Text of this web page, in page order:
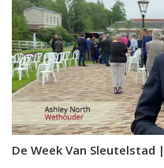
De Week Van Sleutelstad